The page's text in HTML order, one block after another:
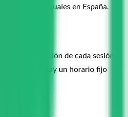
más habituales en España.
inicio y duración de cada sesión.
Si hay un horario fijo
a semana.